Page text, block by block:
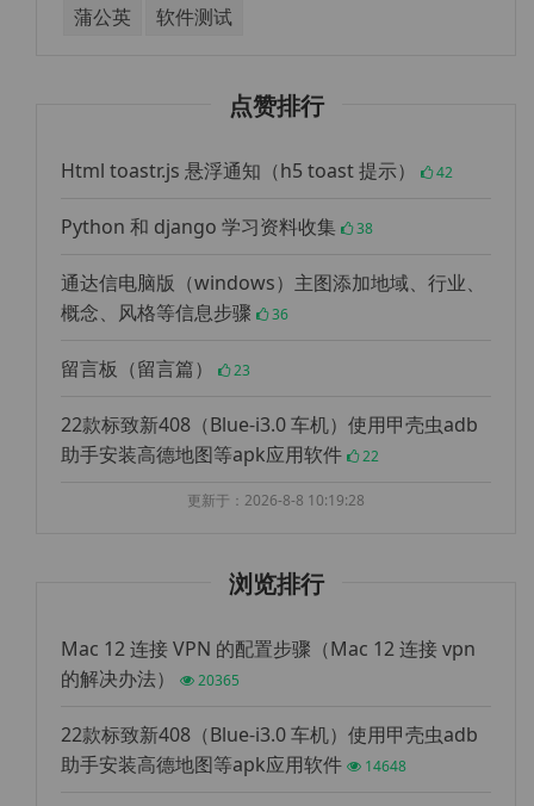
蒲公英 软件测试
点赞排行
Html toastr.js 悬浮通知（h5 toast 提示） 42
Python 和 django 学习资料收集 38
通达信电脑版（windows）主图添加地域、行业、
概念、风格等信息步骤
36
留言板（留言篇） 23
22款标致新408（Blue-i3.0 车机）使用甲壳虫adb
助手安装高德地图等apk应用软件
22
更新于：2026-8-8 10:19:28
浏览排行
Mac 12 连接 VPN 的配置步骤（Mac 12 连接 vpn
的解决办法）
20365
22款标致新408（Blue-i3.0 车机）使用甲壳虫adb
助手安装高德地图等apk应用软件
14648